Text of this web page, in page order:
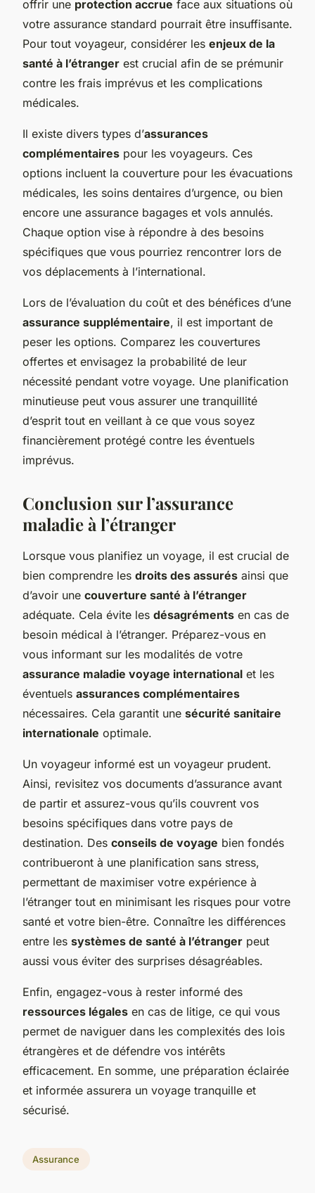
offrir une protection accrue face aux situations où
votre assurance standard pourrait être insuffisante.
Pour tout voyageur, considérer les enjeux de la
santé à l’étranger est crucial afin de se prémunir
contre les frais imprévus et les complications
médicales.
Il existe divers types d’assurances
complémentaires pour les voyageurs. Ces
options incluent la couverture pour les évacuations
médicales, les soins dentaires d’urgence, ou bien
encore une assurance bagages et vols annulés.
Chaque option vise à répondre à des besoins
spécifiques que vous pourriez rencontrer lors de
vos déplacements à l’international.
Lors de l’évaluation du coût et des bénéfices d’une
assurance supplémentaire, il est important de
peser les options. Comparez les couvertures
offertes et envisagez la probabilité de leur
nécessité pendant votre voyage. Une planification
minutieuse peut vous assurer une tranquillité
d’esprit tout en veillant à ce que vous soyez
financièrement protégé contre les éventuels
imprévus.
Conclusion sur l’assurance
maladie à l’étranger
Lorsque vous planifiez un voyage, il est crucial de
bien comprendre les droits des assurés ainsi que
d’avoir une couverture santé à l’étranger
adéquate. Cela évite les désagréments en cas de
besoin médical à l’étranger. Préparez-vous en
vous informant sur les modalités de votre
assurance maladie voyage international et les
éventuels assurances complémentaires
nécessaires. Cela garantit une sécurité sanitaire
internationale optimale.
Un voyageur informé est un voyageur prudent.
Ainsi, revisitez vos documents d’assurance avant
de partir et assurez-vous qu’ils couvrent vos
besoins spécifiques dans votre pays de
destination. Des conseils de voyage bien fondés
contribueront à une planification sans stress,
permettant de maximiser votre expérience à
l’étranger tout en minimisant les risques pour votre
santé et votre bien-être. Connaître les différences
entre les systèmes de santé à l’étranger peut
aussi vous éviter des surprises désagréables.
Enfin, engagez-vous à rester informé des
ressources légales en cas de litige, ce qui vous
permet de naviguer dans les complexités des lois
étrangères et de défendre vos intérêts
efficacement. En somme, une préparation éclairée
et informée assurera un voyage tranquille et
sécurisé.
Assurance